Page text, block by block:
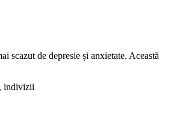
scazut de depresie și anxietate. Această
indivizii